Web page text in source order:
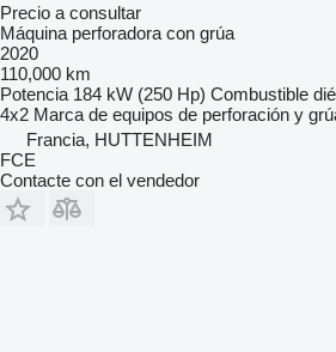
Precio a consultar
Máquina perforadora con grúa
2020
110,000 km
Potencia 184 kW (250 Hp) Combustible
4x2 Marca de equipos de perforación y
Francia, HUTTENHEIM
FCE
Contacte con el vendedor